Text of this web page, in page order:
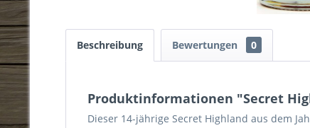
Beschreibung Bewertungen 0
Produktinformationen "Secret
Dieser 14-jährige Secret Highland aus dem